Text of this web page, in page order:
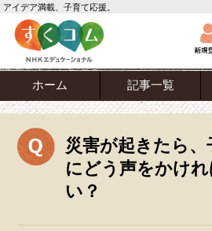
アイデア満載、子育て応援。
ホーム 記事一覧
災害が起きたら、
にどう声をかけ
い？